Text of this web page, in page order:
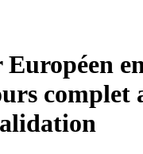
complet